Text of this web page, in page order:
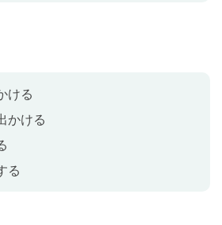
お邪魔したときの基本的なやり
る(2)
お邪魔したときの基本的なやり
ける
かける
る